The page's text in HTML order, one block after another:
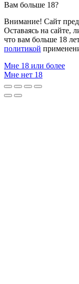
Вам больше 18?
Внимание! Сайт
Оставаясь на сайте,
что вам больше 18
политикой
Мне 18 или более
Мне нет 18